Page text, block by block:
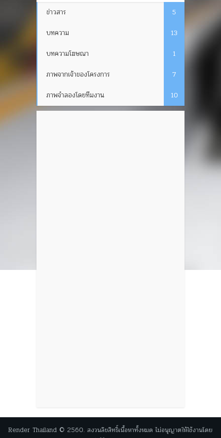
ข่าวสาร
5
บทความ
13
บทความโฆษณา
1
ภาพจากเจ้าของโครงการ
7
ภาพจำลองโดยทีมงาน
10
Render Thailand © 2560. สงวนลิขสิทธิ์เนื้อหาทั้งหมด ไม่อนุญาตให้ใช้งานโดย